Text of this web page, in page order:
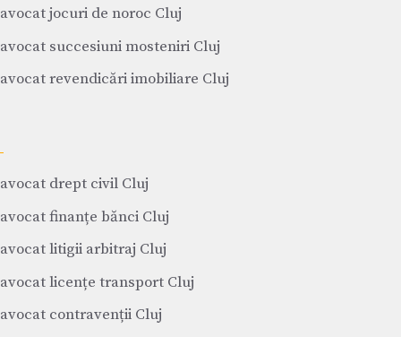
avocat jocuri de noroc Cluj
avocat succesiuni mosteniri Cluj
avocat revendicări imobiliare Cluj
avocat drept civil Cluj
avocat finanțe bănci Cluj
avocat litigii arbitraj Cluj
avocat licențe transport Cluj
avocat contravenții Cluj